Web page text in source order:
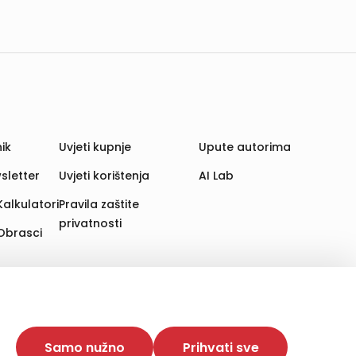
web stranica i uređaja u tu svrhu. Naši partneri
Samo nužno Prihvati sve
Uvjeti kupnje
Uvjeti korištenja
Pravila zaštite
privatnosti
Upute autorima
AI Lab